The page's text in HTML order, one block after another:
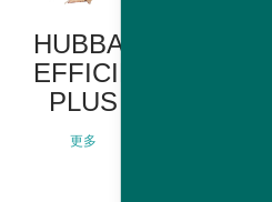
HUBBARD
EFFICIENCY
PLUS
更多